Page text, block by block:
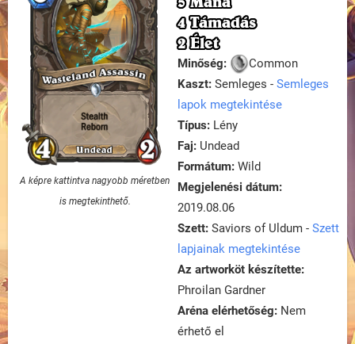
A képre kattintva nagyobb méretben
is megtekinthető.
4 Támadás
2 Élet
Minőség:
Common
Kaszt: Semleges - Semleges
lapok megtekintése
Típus: Lény
Faj: Undead
Formátum: Wild
Megjelenési dátum:
2019.08.06
Szett: Saviors of Uldum - Szett
lapjainak megtekintése
Az artworköt készítette:
Phroilan Gardner
Aréna elérhetőség: Nem
érhető el